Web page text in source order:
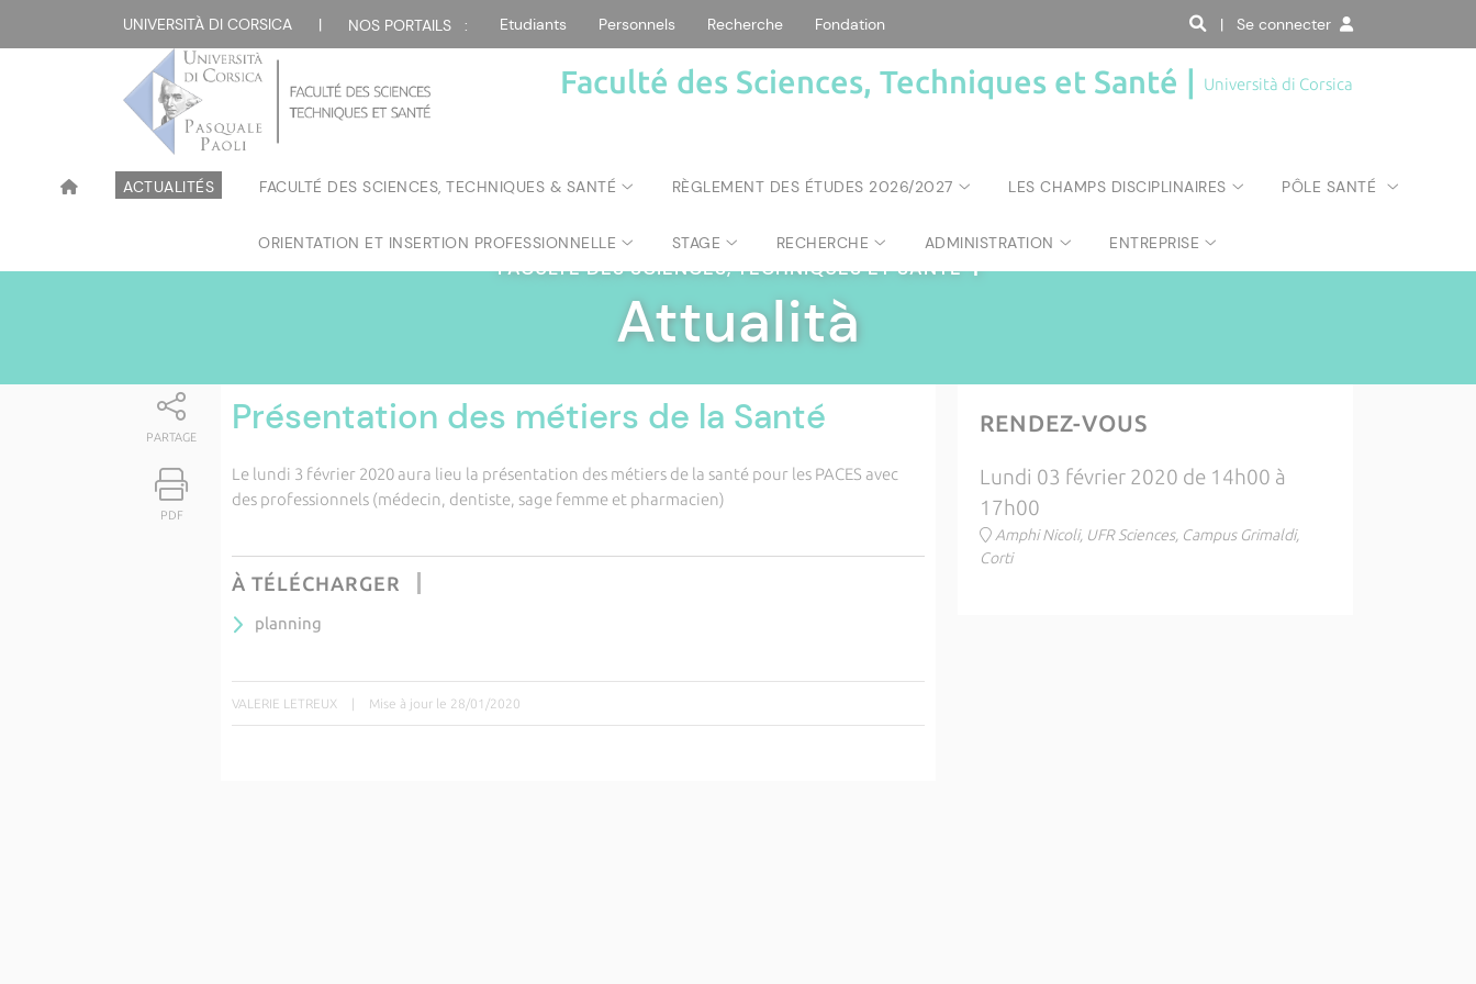
UNIVERSITÀ DI CORSICA | NOS PORTAILS : Etudiants Personnels Recherche Fondation | Se connecter
Faculté des Sciences, Techniques et Santé | Università di Corsica
ACTUALITÉS FACULTÉ DES SCIENCES, TECHNIQUES & SANTÉ RÈGLEMENT DES ÉTUDES 2026/2027 LES CHAMPS DISCIPLINAIRES PÔLE SANTÉ
ORIENTATION ET INSERTION PROFESSIONNELLE STAGE RECHERCHE ADMINISTRATION ENTREPRISE
FACULTÉ DES SCIENCES, TECHNIQUES ET SANTÉ|
Attualità
PARTAGE
PDF
Présentation des métiers de la Santé
Le lundi 3 février 2020 aura lieu la présentation des métiers de la santé pour les PACES avec
des professionnels (médecin, dentiste, sage femme et pharmacien)
À TÉLÉCHARGER
planning
VALERIE LETREUX | Mise à jour le 28/01/2020
RENDEZ-VOUS
Lundi 03 février 2020 de 14h00 à
17h00
Amphi Nicoli, UFR Sciences, Campus Grimaldi,
Corti